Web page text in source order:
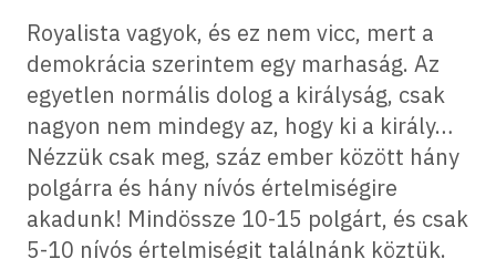
Royalista vagyok, és ez nem vicc, mert a
demokrácia szerintem egy marhaság. Az
egyetlen normális dolog a királyság, csak
nagyon nem mindegy az, hogy ki a király…
Nézzük csak meg, száz ember között hány
polgárra és hány nívós értelmiségire
akadunk! Mindössze 10-15 polgárt, és csak
5-10 nívós értelmiségit találnánk köztük.